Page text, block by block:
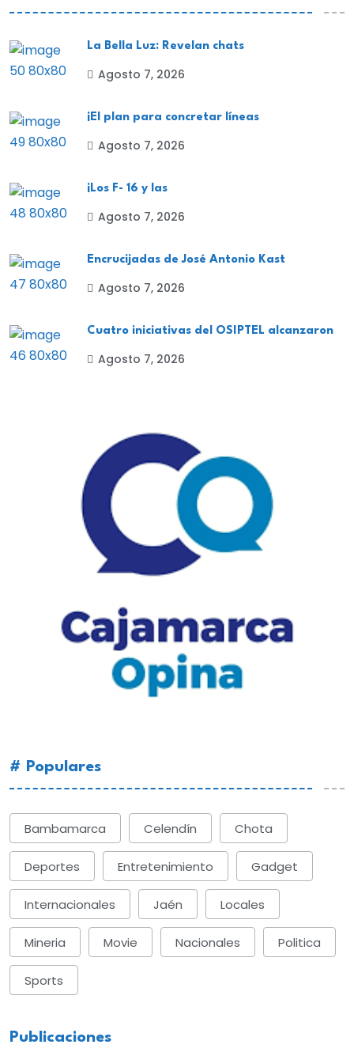
La Bella Luz: Revelan chats
Agosto 7, 2026
¡El plan para concretar líneas
Agosto 7, 2026
¡Los F- 16 y las
Agosto 7, 2026
Encrucijadas de José Antonio Kast
Agosto 7, 2026
Cuatro iniciativas del OSIPTEL alcanzaron
Agosto 7, 2026
# Populares
Bambamarca Celendín Chota
Deportes Entretenimiento Gadget
Internacionales Jaén Locales
Mineria Movie Nacionales Politica
Sports
Publicaciones